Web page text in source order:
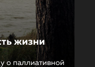
жизни
о паллиативной